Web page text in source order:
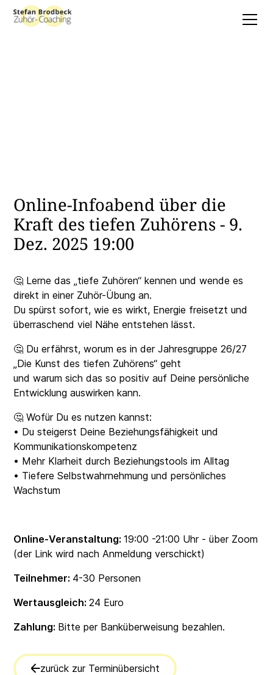
Online-Infoabend über die
Kraft des tiefen Zuhörens - 9.
Dez. 2025 19:00
🤔 Lerne das „tiefe Zuhören“ kennen und wende es
direkt in einer Zuhör-Übung an.
Du spürst sofort, wie es wirkt, Energie freisetzt und
überraschend viel Nähe entstehen lässt.
🤔 Du erfährst, worum es in der Jahresgruppe 26/27
„Die Kunst des tiefen Zuhörens“ geht
und warum sich das so positiv auf Deine persönliche
Entwicklung auswirken kann.
🤔 Wofür Du es nutzen kannst:
• Du steigerst Deine Beziehungsfähigkeit und
Kommunikationskompetenz
• Mehr Klarheit durch Beziehungstools im Alltag
• Tiefere Selbstwahrnehmung und persönliches
Wachstum
Online-Veranstaltung:19:00 -21:00 Uhr - über Zoom
(der Link wird nach Anmeldung verschickt)
Teilnehmer: 4-30 Personen
Wertausgleich:24 Euro
Zahlung: Bitte per Banküberweisung bezahlen.
zurück zur Terminübersicht